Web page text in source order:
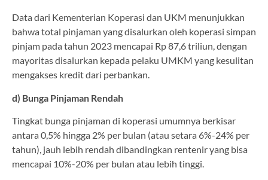
Data dari Kementerian Koperasi dan UKM menunjukkan
bahwa total pinjaman yang disalurkan oleh koperasi simpan
pinjam pada tahun 2023 mencapai Rp 87,6 triliun, dengan
mayoritas disalurkan kepada pelaku UMKM yang kesulitan
mengakses kredit dari perbankan.
d) Bunga Pinjaman Rendah
Tingkat bunga pinjaman di koperasi umumnya berkisar
antara 0,5% hingga 2% per bulan (atau setara 6%-24% per
tahun), jauh lebih rendah dibandingkan rentenir yang bisa
mencapai 10%-20% per bulan atau lebih tinggi.